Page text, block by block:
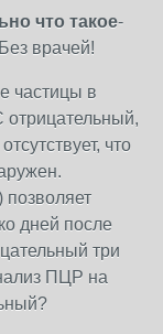
что такое-
врачей!
частицы в
отрицательный,
что
дней после
три
ПЦР на